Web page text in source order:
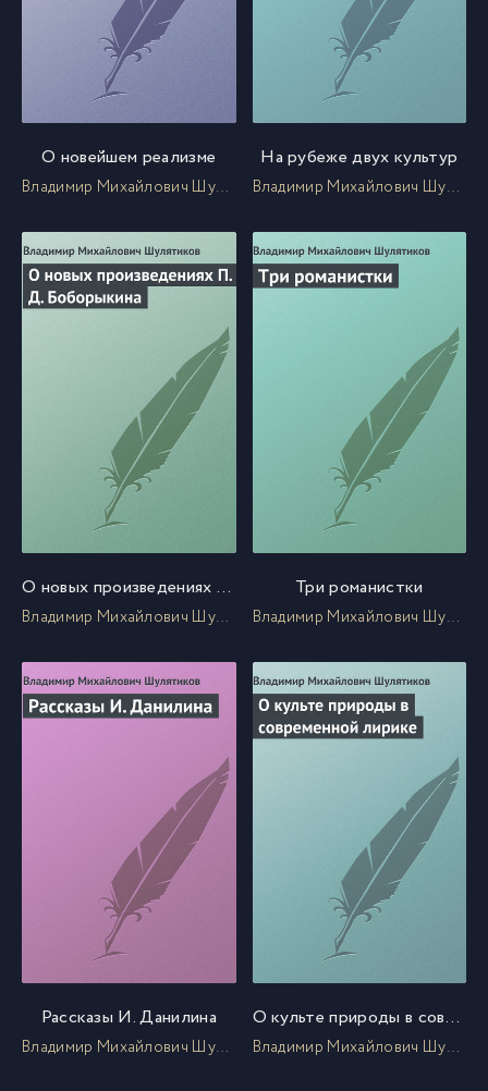
О новейшем реализме
Владимир Михайлович Шулятиков
На рубеже двух культур
Владимир Михайлович Шулятиков
О новых произведениях П. Д. Боборыкина
Владимир Михайлович Шулятиков
Три романистки
Владимир Михайлович Шулятиков
Рассказы И. Данилина
Владимир Михайлович Шулятиков
О культе природы в современной лирике
Владимир Михайлович Шулятиков